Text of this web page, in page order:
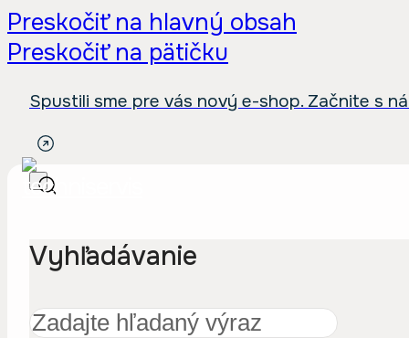
Preskočiť na hlavný obsah
Preskočiť na pätičku
Spustili sme pre vás nový e-shop. Začnite s
Vyhľadávanie
Hľadať